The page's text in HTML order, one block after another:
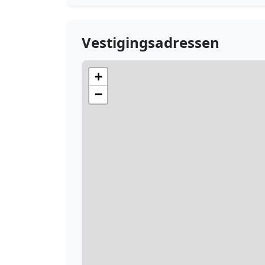
Vestigingsadressen
+
−